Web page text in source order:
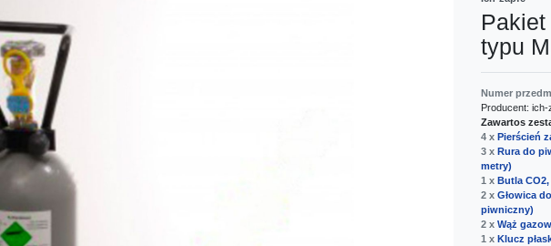
Pakiet
typu
Numer
Producent: ich-
Zawartos
4 x Pierścień
3 x Rura do
metry)
1 x Butla
2 x Głowica
piwniczny)
2 x Wąż
1 x Klucz